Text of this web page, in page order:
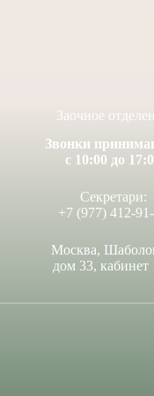
Заочное
Звонки
с 10:00 до
Секретари:
+7 (977) 412-
Москва,
дом 33, кабинет